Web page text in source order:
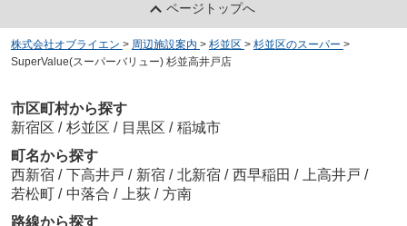
ページトップへ
株式会社オブライエン > 周辺施設案内 > 杉並区 > 杉並区のスーパー >
SuperValue(スーパーバリュー) 杉並高井戸店
市区町村から探す
新宿区 / 杉並区 / 目黒区 / 稲城市
町名から探す
西新宿 / 下高井戸 / 新宿 / 北新宿 / 西早稲田 / 上高井戸 /
若松町 / 中落合 / 上荻 / 方南
路線から探す